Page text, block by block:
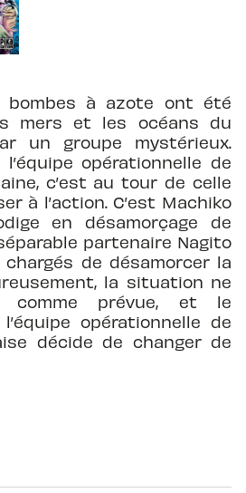
bombes à azote ont été
mers et les océans du
un groupe mystérieux.
l’équipe opérationnelle de
c’est au tour de celle
à l’action. C’est Machiko
en désamorçage de
partenaire Nagito
chargés de désamorcer la
la situation ne
comme prévue, et le
opérationnelle de
décide de changer de